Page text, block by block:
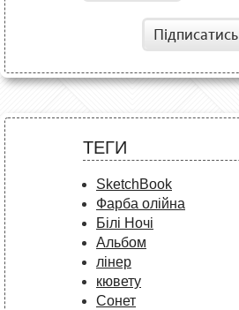
Підписатись
ТЕГИ
SketchBook
Фарба олійна
Білі Ночі
Альбом
лінер
кювету
Сонет